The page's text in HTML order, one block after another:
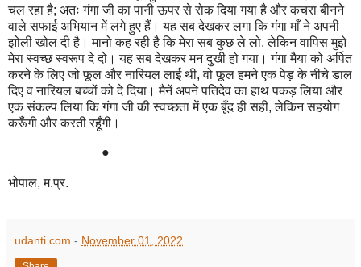
चल रहा है; अतः गंगा जी का पानी ऊपर से रोक दिया गया है और कचरा बीनने
वाले सफाई अभियान में लगे हुए हैं। यह सब देखकर लगा कि गंगा माँ ने अपनी
झोली खोल दी है। मानो कह रही है कि मेरा सब कुछ ले लो,लेकिन वापिस मुझे
मेरा स्वच्छ स्वरूप दे दो। यह सब देखकर मन दुखी हो गया। गंगा मैया को अर्पित
करने के लिए जो फूल और नारियल लाई थी, वो फूल हमने एक पेड़ के नीचे डाल
दिए व नारियल बच्चों को दे दिया। मैनें अपने पतिदेव का हाथ पकड़ लिया और
एक संकल्प लिया कि गंगा जी की स्वच्छता में एक बूँद ही सही,लेकिन सहयोग
करूँगी और करती रहूँगी।
●
भोपाल,म.प्र.
udanti.com - November 01, 2022